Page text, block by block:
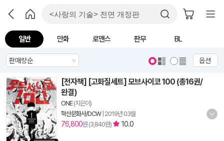
일반 만화 로맨스 판무 BL
옵션
[전자책] [고화질세트] 모브사이코 100 (총16권/
완결)
ONE(지은이)
학산문화사/DCW| 2019년 03월
76,800원 (3,840원) 10.0